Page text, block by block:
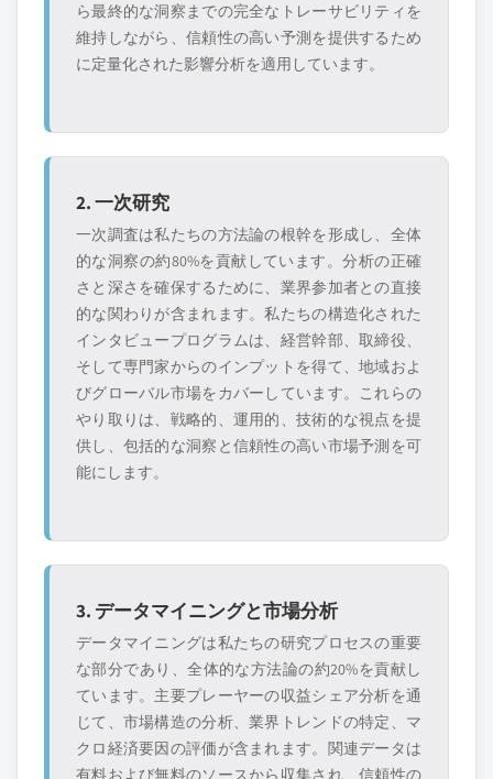
ら最終的な洞察までの完全なトレーサビリティを
維持しながら、信頼性の高い予測を提供するため
に定量化された影響分析を適用しています。
2. 一次研究
一次調査は私たちの方法論の根幹を形成し、全体
的な洞察の約80%を貢献しています。分析の正確
さと深さを確保するために、業界参加者との直接
的な関わりが含まれます。私たちの構造化された
インタビュープログラムは、経営幹部、取締役、
そして専門家からのインプットを得て、地域およ
びグローバル市場をカバーしています。これらの
やり取りは、戦略的、運用的、技術的な視点を提
供し、包括的な洞察と信頼性の高い市場予測を可
能にします。
3. データマイニングと市場分析
データマイニングは私たちの研究プロセスの重要
な部分であり、全体的な方法論の約20%を貢献し
ています。主要プレーヤーの収益シェア分析を通
じて、市場構造の分析、業界トレンドの特定、マ
クロ経済要因の評価が含まれます。関連データは
有料および無料のソースから収集され、信頼性の